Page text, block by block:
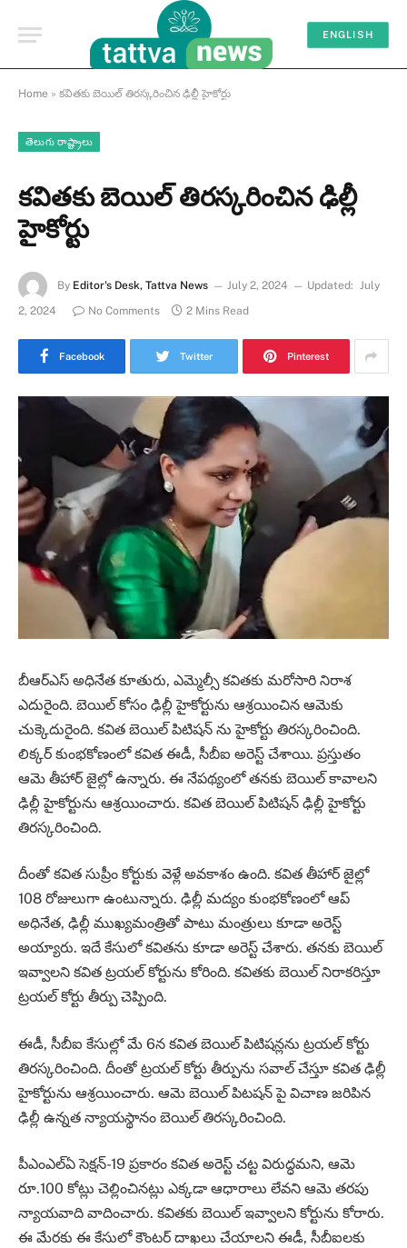
ENGLISH
Home » కవితకు బెయిల్ తిరస్కరించిన ఢిల్లీ హైకోర్టు
తెలుగు రాష్ట్రాలు
కవితకు బెయిల్ తిరస్కరించిన ఢిల్లీ
హైకోర్టు
By Editor's Desk, Tattva News July 2, 2024 Updated: July
2, 2024
No Comments 2 Mins Read
Facebook Twitter Pinterest
బీఆర్ఎస్ అధినేత కూతురు, ఎమ్మెల్సీ కవితకు మరోసారి నిరాశ
ఎదురైంది. బెయిల్ కోసం ఢిల్లీ హైకోర్టును ఆశ్రయించిన ఆమెకు
చుక్కెదురైంది. కవిత బెయిల్ పిటిషన్ ను హైకోర్టు తిరస్కరించింది.
లిక్కర్ కుంభకోణంలో కవిత ఈడీ, సీబీఐ అరెస్ట్ చేశాయి. ప్రస్తుతం
ఆమె తీహార్ జైల్లో ఉన్నారు. ఈ నేపథ్యంలో తనకు బెయిల్ కావాలని
ఢిల్లీ హైకోర్టును ఆశ్రయించారు. కవిత బెయిల్ పిటిషన్ ఢిల్లీ హైకోర్టు
తిరస్కరించింది.
దీంతో కవిత సుప్రీం కోర్టుకు వెళ్లే అవకాశం ఉంది. కవిత తీహార్ జైల్లో
108 రోజులుగా ఉంటున్నారు. ఢిల్లీ మద్యం కుంభకోణంలో ఆప్
అధినేత, ఢిల్లీ ముఖ్యమంత్రితో పాటు మంత్రులు కూడా అరెస్ట్
అయ్యారు. ఇదే కేసులో కవితను కూడా అరెస్ట్ చేశారు. తనకు బెయిల్
ఇవ్వాలని కవిత ట్రయల్ కోర్టును కోరింది. కవితకు బెయిల్ నిరాకరిస్తూ
ట్రయల్ కోర్టు తీర్పు చెప్పింది.
ఈడీ, సీబీఐ కేసుల్లో మే 6న కవిత బెయిల్ పిటిషన్లను ట్రయల్ కోర్టు
తిరస్కరించింది. దీంతో ట్రయల్ కోర్టు తీర్పును సవాల్ చేస్తూ కవిత ఢిల్లీ
హైకోర్టును ఆశ్రయించారు. ఆమె బెయిల్ పిటషన్ పై విచాణ జరిపిన
ఢిల్లీ ఉన్నత న్యాయస్థానం బెయిల్ తిరస్కరించింది.
పీఎంఎల్ఏ సెక్షన్-19 ప్రకారం కవిత అరెస్ట్ చట్ట విరుద్ధమని, ఆమె
రూ.100 కోట్లు చెల్లించినట్లు ఎక్కడా ఆధారాలు లేవని ఆమె తరపు
న్యాయవాది వాదించారు. కవితకు బెయిల్ ఇవ్వాలని కోర్టును కోరారు.
ఈ మేరకు ఈ కేసులో కౌంటర్ దాఖలు చేయాలని ఈడీ, సీబీఐలకు